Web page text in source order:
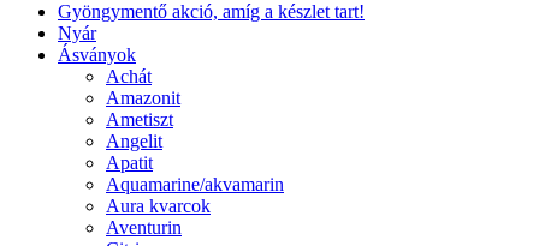
Gyöngymentő akció, amíg a készlet tart!
Nyár
Ásványok
Achát
Amazonit
Ametiszt
Angelit
Apatit
Aquamarine/akvamarin
Aura kvarcok
Aventurin